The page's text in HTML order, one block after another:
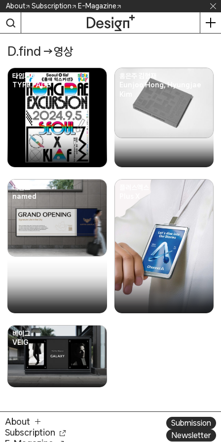
Skip
content
About Subscription E-Magazine
D.find →영상
타입페이지
TYPE.PAGE
홍은주 김형재
Eunjoo Hong, Hyungjae
네임드
named
베이그
VEIG
About
Subscription
Submission
Newsletter